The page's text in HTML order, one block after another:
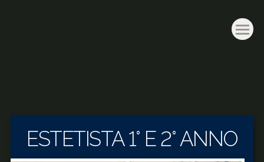
ESTETISTA 1° E 2° ANNO